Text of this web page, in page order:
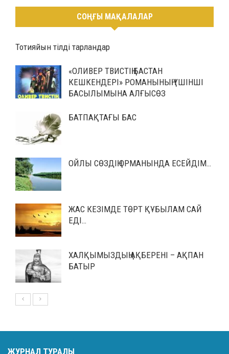
СОҢҒЫ МАҚАЛАЛАР
Тотияйын тілді тарландар
«ОЛИВЕР ТВИСТІҢ БАСТАН
КЕШКЕНДЕРІ» РОМАНЫНЫҢ ҮШІНШІ
БАСЫЛЫМЫНА АЛҒЫСӨЗ
БАТПАҚТАҒЫ БАС
ОЙЛЫ СӨЗДІҢ ОРМАНЫНДА ЕСЕЙДІМ…
ЖАС КЕЗІМДЕ ТӨРТ ҚҰБЫЛАМ САЙ
ЕДІ…
ХАЛҚЫМЫЗДЫҢ АҚБЕРЕНІ – АҚПАН
БАТЫР
ЖУРНАЛ ТУРАЛЫ